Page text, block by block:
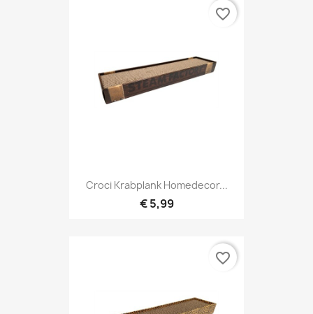
Croci Krabplank Homedecor...
€ 5,99
favorite_border
favorite_border